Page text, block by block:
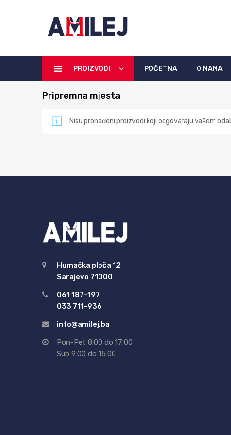
PROIZVODI POČETNA O NAMA
Pripremna mjesta
Nisu pronađeni proizvodi koji odgovaraju vašem
Humačka ploča 12
Sarajevo 71000
061 187-197
033 711-936
info@amilej.ba
Pon-Pet 8:00 do 17:00
Sub 9:00 do 15:00